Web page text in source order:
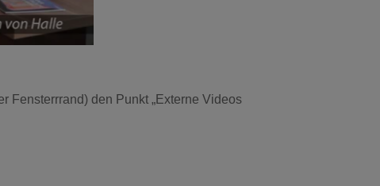
Fensterrrand) den Punkt „Externe Videos